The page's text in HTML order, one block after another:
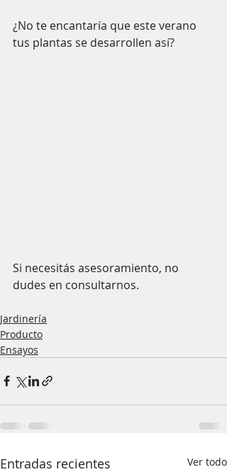
¿No te encantaría que este verano
tus plantas se desarrollen así?
Si necesitás asesoramiento, no
dudes en consultarnos.
Jardinería
Producto
Ensayos
Entradas recientes Ver todo